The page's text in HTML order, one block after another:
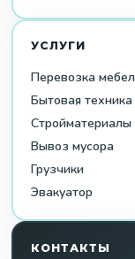
УСЛУГИ
Перевозка
Бытовая техника
Стройматериалы
Вывоз мусора
Грузчики
Эвакуатор
КОНТАКТЫ